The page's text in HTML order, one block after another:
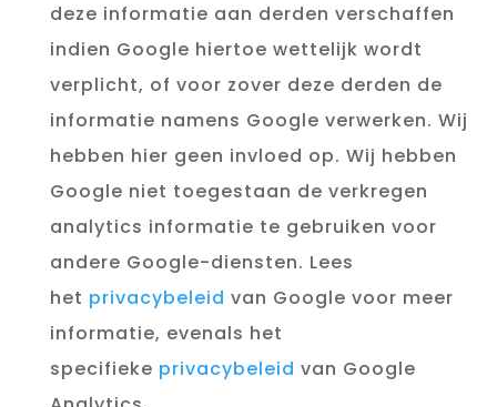
deze informatie aan derden verschaffen
indien Google hiertoe wettelijk wordt
verplicht, of voor zover deze derden de
informatie namens Google verwerken. Wij
hebben hier geen invloed op. Wij hebben
Google niet toegestaan de verkregen
analytics informatie te gebruiken voor
andere Google-diensten. Lees
het privacybeleid van Google voor meer
informatie, evenals het
specifieke privacybeleid van Google